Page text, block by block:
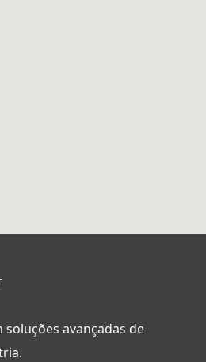
soluções avançadas de